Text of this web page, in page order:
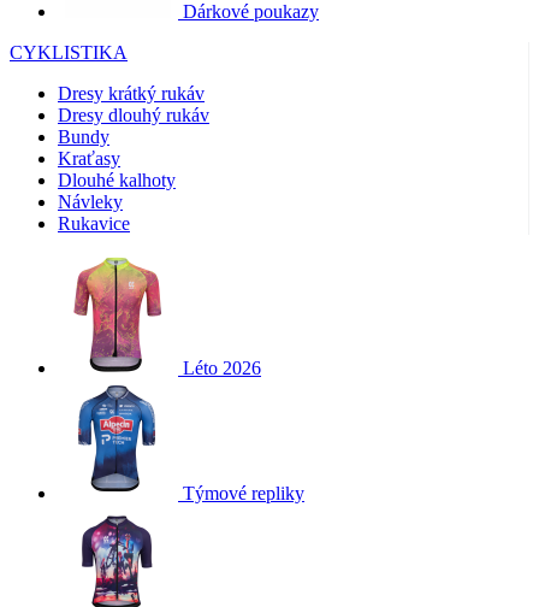
Dárkové poukazy
CYKLISTIKA
Dresy krátký rukáv
Dresy dlouhý rukáv
Bundy
Kraťasy
Dlouhé kalhoty
Návleky
Rukavice
Léto 2026
Týmové repliky